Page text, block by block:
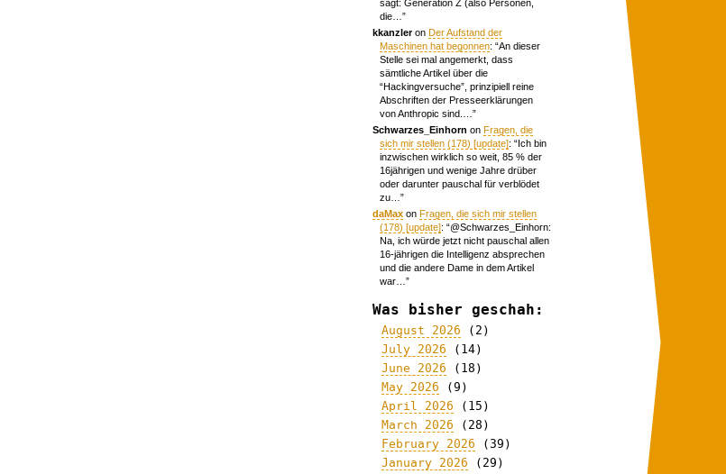
sagt: Generation Z (also Personen,
die… ”
kkanzleronDer Aufstand der
Maschinen hat begonnen: “An dieser
Stelle sei mal angemerkt, dass
sämtliche Artikel über die
“Hackingversuche”, prinzipiell reine
Abschriften der Presseerklärungen
von Anthropic sind.… ”
Schwarzes_Einhorn onFragen, die
sich mir stellen (178) [update]: “Ich bin
inzwischen wirklich so weit, 85 % der
16jährigen und wenige Jahre drüber
oder darunter pauschal für verblödet
zu… ”
daMax onFragen, die sich mir stellen
(178) [update]: “@Schwarzes_Einhorn:
Na, ich würde jetzt nicht pauschal allen
16-jährigen die Intelligenz absprechen
und die andere Dame in dem Artikel
war… ”
Was bisher geschah:
August 2026 (2)
July 2026 (14)
June 2026 (18)
May 2026 (9)
April 2026 (15)
March 2026 (28)
February 2026 (39)
January 2026 (29)